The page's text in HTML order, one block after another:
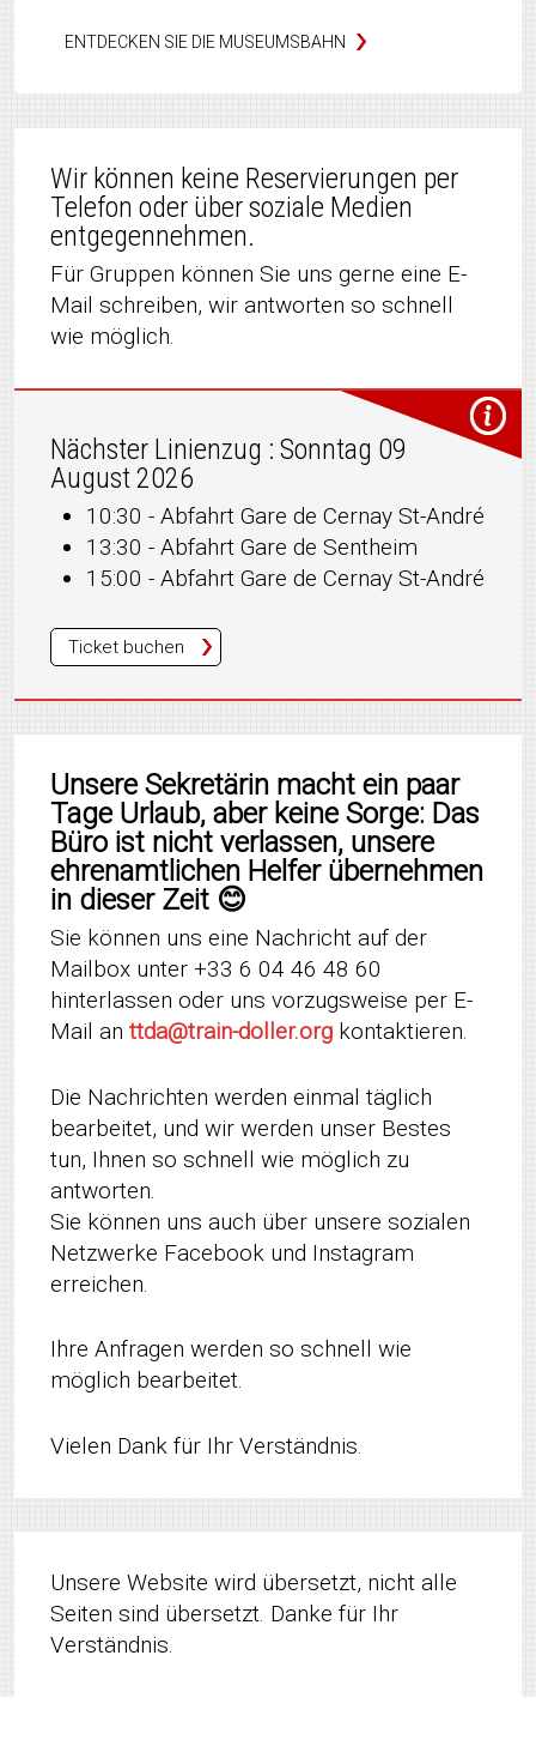
ENTDECKEN SIE DIE MUSEUMSBAHN
Wir können keine Reservierungen per
Telefon oder über soziale Medien
entgegennehmen.
Für Gruppen können Sie uns gerne eine E-
Mail schreiben, wir antworten so schnell
wie möglich.
Nächster Linienzug : Sonntag 09
August 2026
10:30 - Abfahrt Gare de Cernay St-André
13:30 - Abfahrt Gare de Sentheim
15:00 - Abfahrt Gare de Cernay St-André
Ticket buchen
Unsere Sekretärin macht ein paar
Tage Urlaub, aber keine Sorge: Das
Büro ist nicht verlassen, unsere
ehrenamtlichen Helfer übernehmen
in dieser Zeit 😊
Sie können uns eine Nachricht auf der
Mailbox unter +33 6 04 46 48 60
hinterlassen oder uns vorzugsweise per E-
Mail anttda@train-doller.org kontaktieren.
Die Nachrichten werden einmal täglich
bearbeitet, und wir werden unser Bestes
tun, Ihnen so schnell wie möglich zu
antworten.
Sie können uns auch über unsere sozialen
Netzwerke Facebook und Instagram
erreichen.
Ihre Anfragen werden so schnell wie
möglich bearbeitet.
Vielen Dank für Ihr Verständnis.
Unsere Website wird übersetzt, nicht alle
Seiten sind übersetzt. Danke für Ihr
Verständnis.